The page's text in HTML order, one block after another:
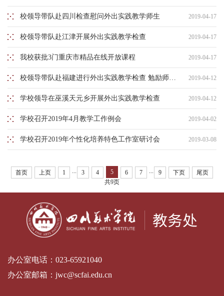
校领导带队赴四川检查慰问外出实践教学师生 2019-04-17
校领导带队赴江津开展外出实践教学检查 2019-04-17
我校获批3门重庆市精品在线开放课程 2019-04-17
校领导带队赴福建进行外出实践教学检查 勉励师生扎根生活、贴近人民、回报时代 2019-04-12
学校领导在巫溪天元乡开展外出实践教学检查 2019-04-12
学校召开2019年4月教学工作例会 2019-04-02
学校召开2019年个性化培养特色工作室研讨会 2019-03-08
首页 上页 1 ... 3 4 5 6 7 ... 9 下页
尾页
共9页
办公室电话： 023-65921040
办公室邮箱： jwc@scfai.edu.cn